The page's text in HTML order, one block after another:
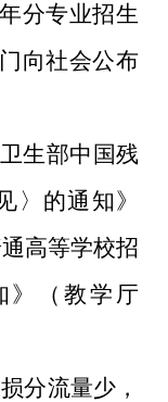
分专业招生
向社会公布
生部中国残
〉的通知》
高等学校招
》（教学厅
分流量少，